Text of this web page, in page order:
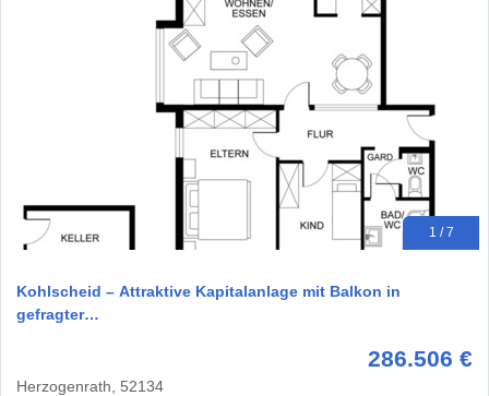
1 / 7
Kohlscheid – Attraktive Kapitalanlage mit Balkon in
gefragter…
286.506 €
Herzogenrath, 52134